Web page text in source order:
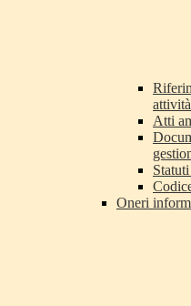
attività
Atti
Oneri